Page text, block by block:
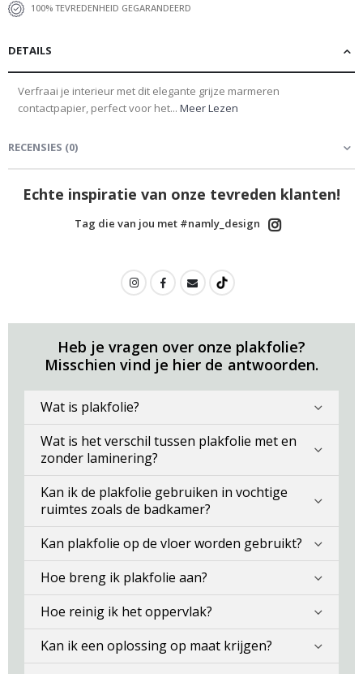
100% TEVREDENHEID GEGARANDEERD
DETAILS
Verfraai je interieur met dit elegante grijze marmeren
contactpapier, perfect voor het... Meer Lezen
RECENSIES (0)
Echte inspiratie van onze tevreden klanten!
Tag die van jou met #namly_design
Heb je vragen over onze plakfolie?
Misschien vind je hier de antwoorden.
Wat is plakfolie?
Wat is het verschil tussen plakfolie met en
zonder laminering?
Kan ik de plakfolie gebruiken in vochtige
ruimtes zoals de badkamer?
Kan plakfolie op de vloer worden gebruikt?
Hoe breng ik plakfolie aan?
Hoe reinig ik het oppervlak?
Kan ik een oplossing op maat krijgen?